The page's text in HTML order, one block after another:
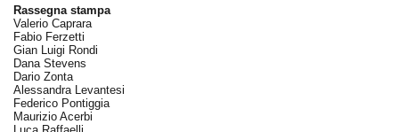
Rassegna stampa
Valerio Caprara
Fabio Ferzetti
Gian Luigi Rondi
Dana Stevens
Dario Zonta
Alessandra Levantesi
Federico Pontiggia
Maurizio Acerbi